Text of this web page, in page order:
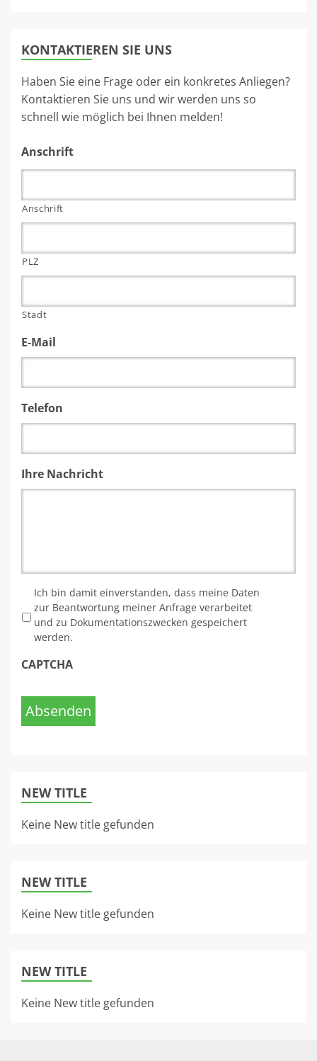
KONTAKTIEREN SIE UNS
Haben Sie eine Frage oder ein konkretes Anliegen?
Kontaktieren Sie uns und wir werden uns so
schnell wie möglich bei Ihnen melden!
Anschrift
Anschrift
PLZ
Stadt
E-Mail
Telefon
Ihre Nachricht
Ich bin damit einverstanden, dass meine Daten
zur Beantwortung meiner Anfrage verarbeitet
und zu Dokumentationszwecken gespeichert
werden.
CAPTCHA
Absenden
NEW TITLE
Keine New title gefunden
NEW TITLE
Keine New title gefunden
NEW TITLE
Keine New title gefunden